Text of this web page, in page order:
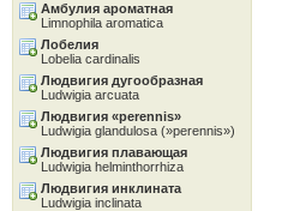
Амбулия ароматная
Limnophila aromatica
Лобелия
Lobelia cardinalis
Людвигия дугообразная
Ludwigia arcuata
Людвигия «perennis»
Ludwigia glandulosa (»perennis»)
Людвигия плавающая
Ludwigia helminthorrhiza
Людвигия инклината
Ludwigia inclinata